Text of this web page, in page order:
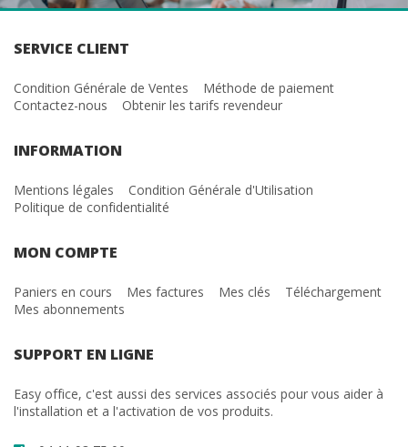
SERVICE CLIENT
Condition Générale de Ventes
Méthode de paiement
Contactez-nous
Obtenir les tarifs revendeur
INFORMATION
Mentions légales
Condition Générale d'Utilisation
Politique de confidentialité
MON COMPTE
Paniers en cours Mes factures Mes clés
Téléchargement
Mes abonnements
SUPPORT EN LIGNE
Easy office, c'est aussi des services associés pour vous aider à
l'installation et a l'activation de vos produits.